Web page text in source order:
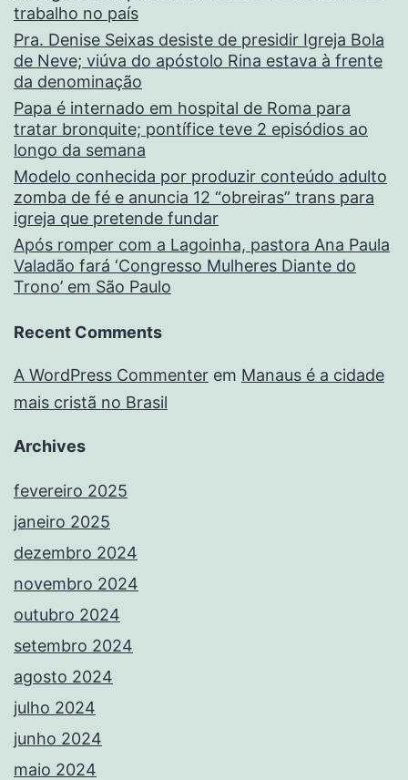
trabalho no país
Pra. Denise Seixas desiste de presidir Igreja Bola
de Neve; viúva do apóstolo Rina estava à frente
da denominação
Papa é internado em hospital de Roma para
tratar bronquite; pontífice teve 2 episódios ao
longo da semana
Modelo conhecida por produzir conteúdo adulto
zomba de fé e anuncia 12 “obreiras” trans para
igreja que pretende fundar
Após romper com a Lagoinha, pastora Ana Paula
Valadão fará ‘Congresso Mulheres Diante do
Trono’ em São Paulo
Recent Comments
A WordPress Commenter em Manaus é a cidade
mais cristã no Brasil
Archives
fevereiro 2025
janeiro 2025
dezembro 2024
novembro 2024
outubro 2024
setembro 2024
agosto 2024
julho 2024
junho 2024
maio 2024